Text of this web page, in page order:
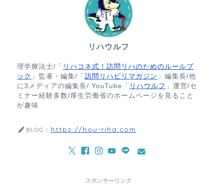
リハウルフ
理学療法士/「 リハコネ式！訪問リハのためのルールブ
ック 」監著・編集/「 訪問リハビリマガジン 」編集長/他
に3メディアの編集長/ YouTube「 リハウルフ 」運営/セ
ミナー経験多数/厚生労働省のホームページを見ること
が趣味
BLOG： https://hou-riha.com
スポンサーリンク